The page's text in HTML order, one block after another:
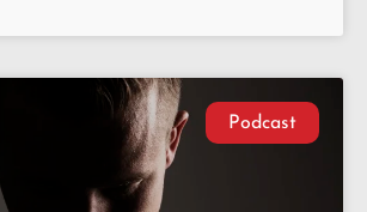
Podcast